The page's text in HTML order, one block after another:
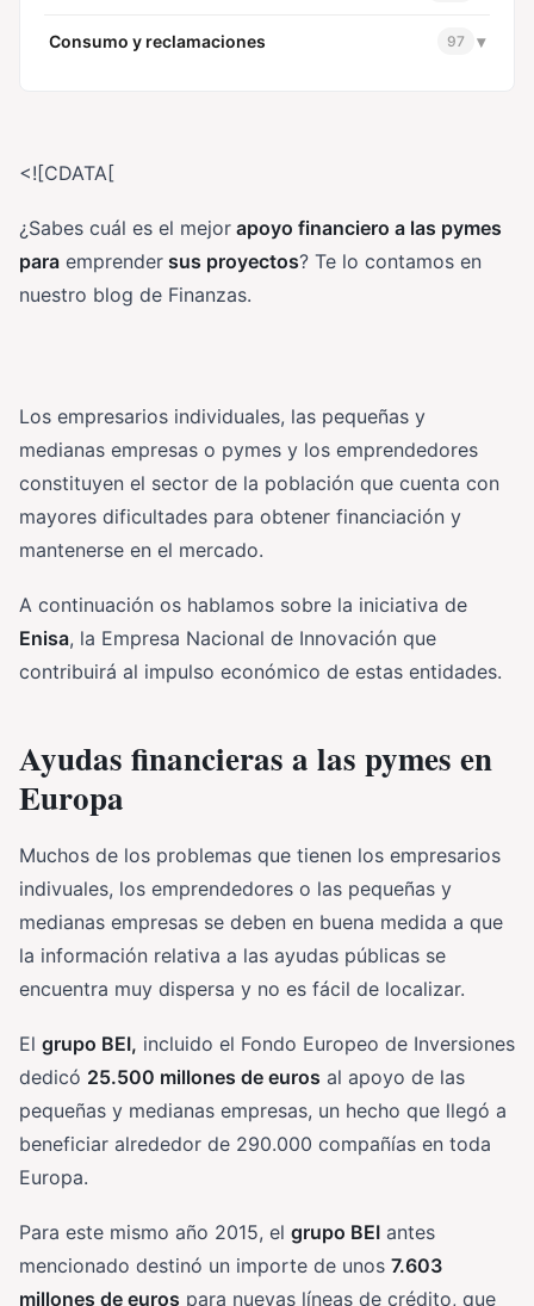
Consumo y reclamaciones 97 ▾
<![CDATA[
¿Sabes cuál es el mejor apoyo financiero a las pymes
para emprender sus proyectos? Te lo contamos en
nuestro blog de Finanzas.
Los empresarios individuales, las pequeñas y
medianas empresas o pymes y los emprendedores
constituyen el sector de la población que cuenta con
mayores dificultades para obtener financiación y
mantenerse en el mercado.
A continuación os hablamos sobre la iniciativa de
Enisa, la Empresa Nacional de Innovación que
contribuirá al impulso económico de estas entidades.
Ayudas financieras a las pymes en
Europa
Muchos de los problemas que tienen los empresarios
indivuales, los emprendedores o las pequeñas y
medianas empresas se deben en buena medida a que
la información relativa a las ayudas públicas se
encuentra muy dispersa y no es fácil de localizar.
El grupo BEI, incluido el Fondo Europeo de Inversiones
dedicó 25.500 millones de euros al apoyo de las
pequeñas y medianas empresas, un hecho que llegó a
beneficiar alrededor de 290.000 compañías en toda
Europa.
Para este mismo año 2015, el grupo BEI antes
mencionado destinó un importe de unos 7.603
millones de euros para nuevas líneas de crédito, que